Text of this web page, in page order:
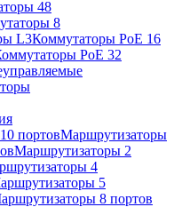
48
8
L3Коммутаторы PoE 16
PoE 32
портовМаршрутизаторы
Маршрутизаторы 2
4
5
8 портов